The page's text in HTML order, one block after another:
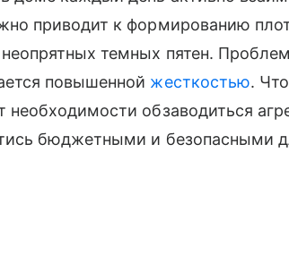
приводит к формированию
темных пятен.
повышенной жесткостью.
необходимости обзаводиться
бюджетными и безопасными